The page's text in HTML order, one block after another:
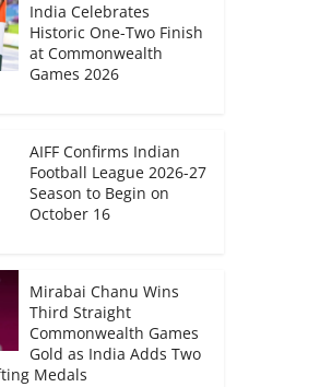
India Celebrates
Historic One-Two Finish
at Commonwealth
Games 2026
AIFF Confirms Indian
Football League 2026-27
Season to Begin on
October 16
Mirabai Chanu Wins
Third Straight
Commonwealth Games
Gold as India Adds Two
Medals